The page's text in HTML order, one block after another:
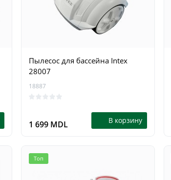
Пылесос для бассейна Intex
28007
18887
1 699 MDL В корзину
Топ